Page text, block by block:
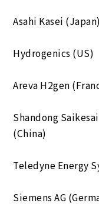
Asahi Kasei (Japan)
Hydrogenics (US)
Areva H2gen
Shandong
(China)
Teledyne Energy
Siemens AG